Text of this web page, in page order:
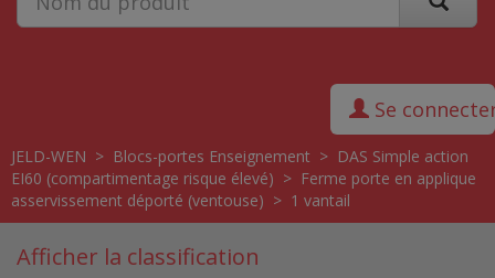
Se
JELD-WEN > Blocs-portes Enseignement > DAS Simple action
EI60 (compartimentage risque élevé) > Ferme porte en applique
asservissement déporté (ventouse) > 1 vantail
Afficher la classification